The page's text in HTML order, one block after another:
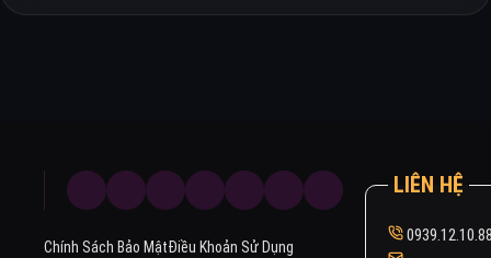
Chính Sách Bảo MậtĐiều Khoản Sử Dụng
LIÊN HỆ